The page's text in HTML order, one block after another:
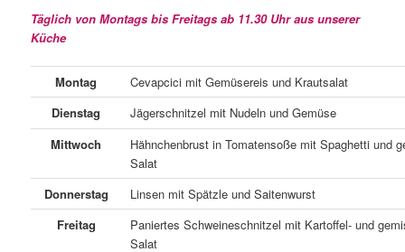
Täglich von Montags bis Freitags ab 11.30 Uhr aus unserer
Küche
Montag
Cevapcici mit Gemüsereis und Krautsalat
Dienstag
Jägerschnitzel mit Nudeln und Gemüse
Mittwoch
Hähnchenbrust in Tomatensoße mit Spaghetti und
Salat
Donnerstag
Linsen mit Spätzle und Saitenwurst
Freitag
Paniertes Schweineschnitzel mit Kartoffel- und
Salat